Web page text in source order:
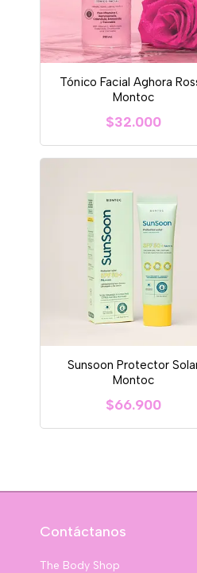
Tónico Facial Aghora
Montoc
$32.000
Sunsoon Protector
Montoc
$66.900
Contáctanos
The Body Shop